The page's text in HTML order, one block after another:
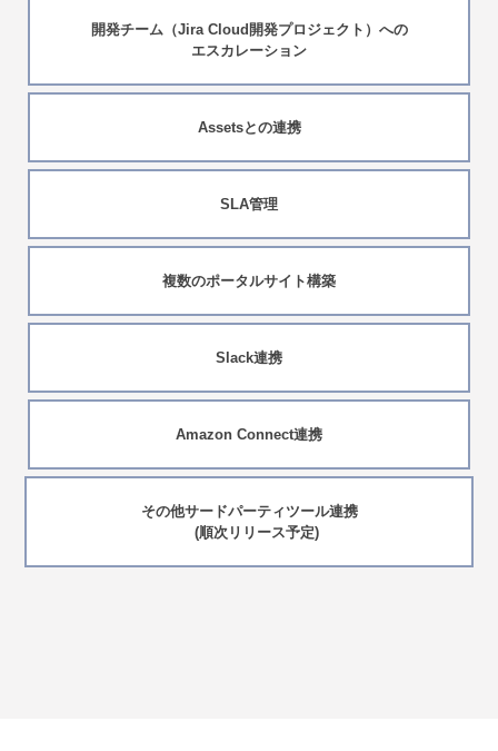
開発チーム（Jira Cloud開発プロジェクト）への
エスカレーション
Assetsとの連携
SLA管理
複数のポータルサイト構築
Slack連携
Amazon Connect連携
その他サードパーティツール連携
(順次リリース予定)